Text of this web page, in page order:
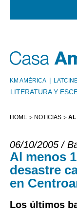
KM AMÈRICA
LITERATURA Y
HOME NOTICIAS AL
06/10/2005 /
Al menos
desastre
en
Los últimos